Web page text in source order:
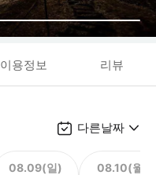
이용정보 리뷰
다른날짜
08.09(일) 08.10(월)